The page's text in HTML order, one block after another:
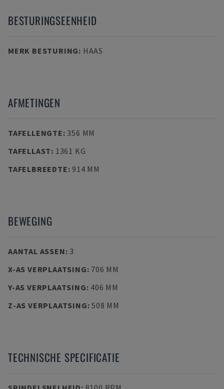
BESTURINGSEENHEID
MERK BESTURING: HAAS
AFMETINGEN
TAFELLENGTE: 356 MM
TAFELLAST: 1361 KG
TAFELBREEDTE: 914 MM
BEWEGING
AANTAL ASSEN: 3
X-AS VERPLAATSING: 706 MM
Y-AS VERPLAATSING: 406 MM
Z-AS VERPLAATSING:508 MM
TECHNISCHE SPECIFICATIE